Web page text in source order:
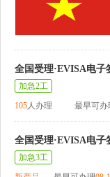
全国受理·EVISA电子
加急2工
105人办理 最早可办
全国受理·EVISA电子
加急3工